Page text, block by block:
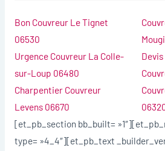
Bon Couvreur Le Tignet
06530
Urgence Couvreur La Colle-
sur-Loup 06480
Charpentier Couvreur
Levens 06670
[et_pb_section bb_built=
type= »4_4″][et_pb_text